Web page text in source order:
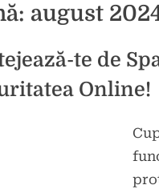
august
te de
Online!